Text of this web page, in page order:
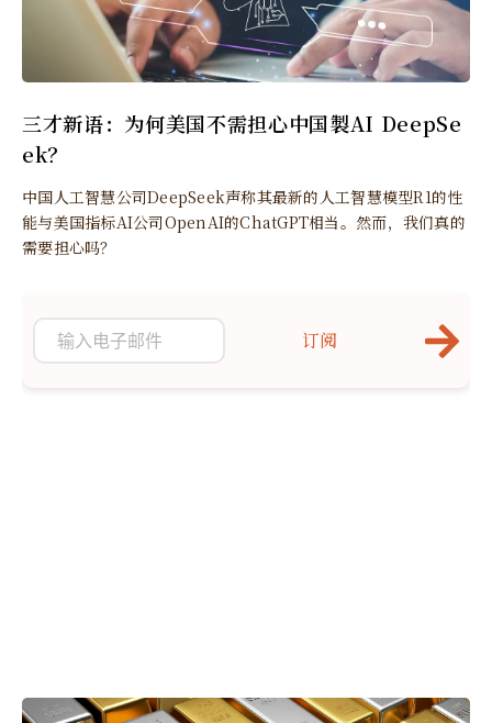
三才新语：为何美国不需担心中国製AI DeepSe
ek？
中国人工智慧公司DeepSeek声称其最新的人工智慧模型R1的性
能与美国指标AI公司OpenAI的ChatGPT相当。然而，我们真的
需要担心吗？
订阅